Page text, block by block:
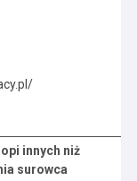
innych niż
surowca